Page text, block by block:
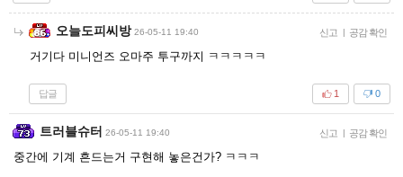
오늘도피씨방 26-05-11 19:40 신고 | 공감 확인
거기다 미니언즈 오마주 투구까지 ㅋㅋㅋㅋㅋ
답글 0
1
트러블슈터 26-05-11 19:40 신고 | 공감 확인
중간에 기계 흔드는거 구현해 놓은건가? ㅋㅋㅋ